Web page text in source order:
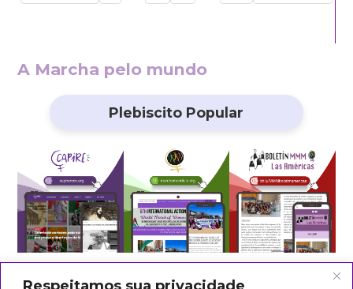
Respeitamos sua privacidade
A Marcha pelo mundo
Plebiscito Popular